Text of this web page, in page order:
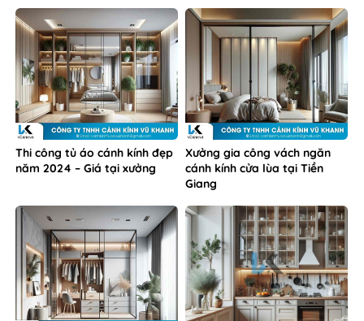
Thi công tủ áo cánh kính đẹp
năm 2024 – Giá tại xưởng
Xưởng gia công vách ngăn
cánh kính cửa lùa tại Tiền
Giang